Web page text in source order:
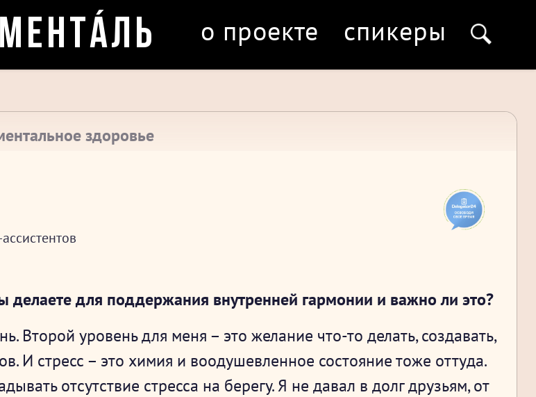
МЕНТÁЛЬ о проекте спикеры
здоровье
делаете для поддержания внутренней гармонии и важно ли это?
Второй уровень для меня – это желание что-то делать, создавать,
И стресс – это химия и воодушевленное состояние тоже оттуда.
отсутствие стресса на берегу. Я не давал в долг друзьям, от